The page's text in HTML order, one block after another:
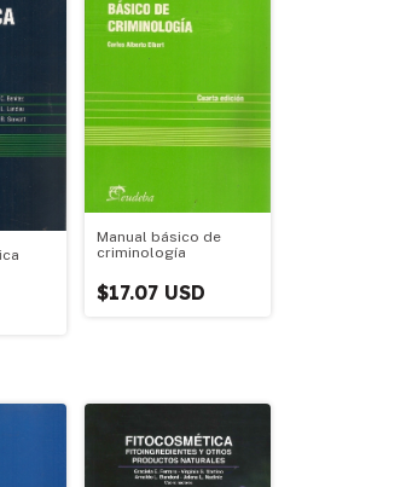
Manual básico de
criminología
$17.07 USD